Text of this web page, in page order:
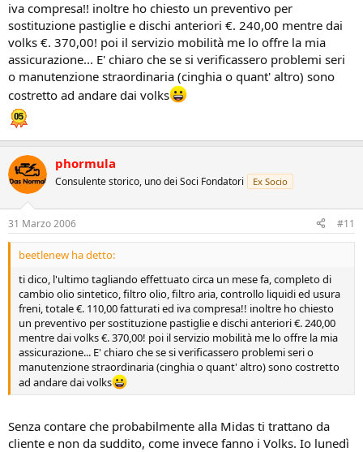
iva compresa!! inoltre ho chiesto un preventivo per
sostituzione pastiglie e dischi anteriori €. 240,00 mentre dai
volks €. 370,00! poi il servizio mobilità me lo offre la mia
assicurazione... E' chiaro che se si verificassero problemi seri
o manutenzione straordinaria (cinghia o quant' altro) sono
costretto ad andare dai volks
phormula
Consulente storico, uno dei Soci Fondatori Ex Socio
31 Marzo 2006 #11
beetlenew ha detto:
ti dico, l'ultimo tagliando effettuato circa un mese fa, completo di
cambio olio sintetico, filtro olio, filtro aria, controllo liquidi ed usura
freni, totale €. 110,00 fatturati ed iva compresa!! inoltre ho chiesto
un preventivo per sostituzione pastiglie e dischi anteriori €. 240,00
mentre dai volks €. 370,00! poi il servizio mobilità me lo offre la mia
assicurazione... E' chiaro che se si verificassero problemi seri o
manutenzione straordinaria (cinghia o quant' altro) sono costretto
ad andare dai volks
Senza contare che probabilmente alla Midas ti trattano da
cliente e non da suddito, come invece fanno i Volks. Io lunedì